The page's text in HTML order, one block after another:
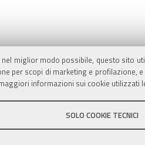
miglior modo possibile, questo sito
per scopi di marketing e
informazioni sui cookie utilizzati
SOLO COOKIE TECNICI